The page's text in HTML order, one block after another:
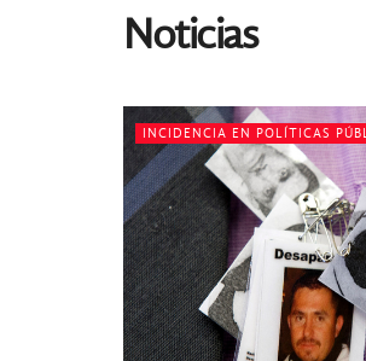
Noticias
INCIDENCIA EN POLÍTICAS